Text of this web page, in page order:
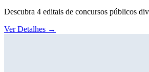
Descubra 4 editais de concursos públicos
Ver Detalhes →